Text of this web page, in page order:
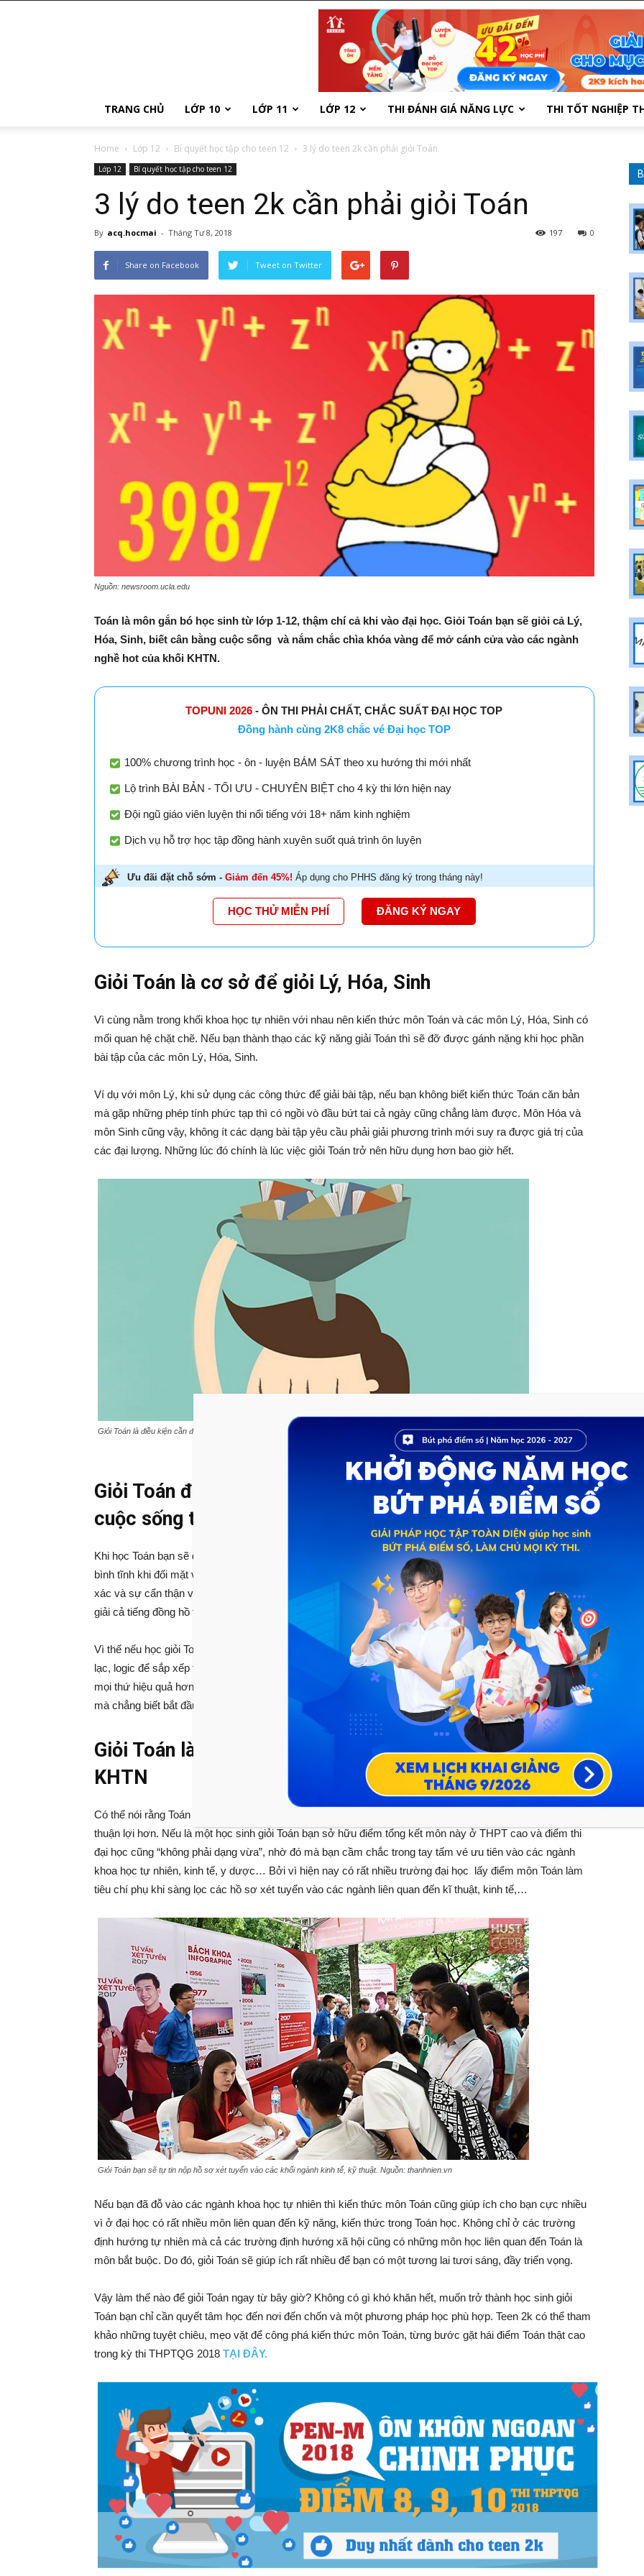
TRANG CHỦ LỚP 10 LỚP 11 LỚP 12 THI ĐÁNH GIÁ NĂNG LỰC THI TỐT NGHIỆP
Home Lớp 12 Bí quyết học tập cho teen 12 3 lý do teen 2k cần phải giỏi Toán
Lớp 12 Bí quyết học tập cho teen 12
3 lý do teen 2k cần phải giỏi Toán
By acq.hocmai - Tháng Tư 8, 2018 0
197
Share on Facebook Tweet on Twitter
Nguồn: newsroom.ucla.edu
Toán là môn gắn bó học sinh từ lớp 1-12, thậm chí cả khi vào đại học. Giỏi Toán bạn sẽ giỏi cả Lý,
Hóa, Sinh, biết cân bằng cuộc sống và nắm chắc chìa khóa vàng để mở cánh cửa vào các ngành
nghề hot của khối KHTN.
TOPUNI 2026 - ÔN THI PHẢI CHẤT, CHẮC SUẤT ĐẠI HỌC TOP
Đồng hành cùng 2K8 chắc vé Đại học TOP
100% chương trình học - ôn - luyện BÁM SÁT theo xu hướng thi mới nhất
Lộ trình BÀI BẢN - TỐI ƯU - CHUYÊN BIỆT cho 4 kỳ thi lớn hiện nay
Đội ngũ giáo viên luyện thi nổi tiếng với 18+ năm kinh nghiệm
Dịch vụ hỗ trợ học tập đồng hành xuyên suốt quá trình ôn luyện
Ưu đãi đặt chỗ sớm - Giảm đến 45%! Áp dụng cho PHHS đăng ký trong tháng này!
HỌC THỬ MIỄN PHÍ ĐĂNG KÝ NGAY
Giỏi Toán là cơ sở để giỏi Lý, Hóa, Sinh
Vì cùng nằm trong khối khoa học tự nhiên với nhau nên kiến thức môn Toán và các môn Lý, Hóa, Sinh có
mối quan hệ chặt chẽ. Nếu bạn thành thạo các kỹ năng giải Toán thì sẽ đỡ được gánh nặng khi học phần
bài tập của các môn Lý, Hóa, Sinh.
Ví dụ với môn Lý, khi sử dụng các công thức để giải bài tập, nếu bạn không biết kiến thức Toán căn bản
mà gặp những phép tính phức tạp thì có ngồi vò đầu bứt tai cả ngày cũng chẳng làm được. Môn Hóa và
môn Sinh cũng vậy, không ít các dạng bài tập yêu cầu phải giải phương trình mới suy ra được giá trị của
các đại lượng. Những lúc đó chính là lúc việc giỏi Toán trở nên hữu dụng hơn bao giờ hết.
Giỏi Toán là điều kiện cần để giỏi cả Lý, Hóa, Sinh. Nguồn: Bookmind
Giỏi Toán để biết sắp xếp công việc logic và cân bằng
cuộc sống tốt hơn
Khi học Toán bạn sẽ được tập luyện phản xạ cho não bộ của chính mình, rèn luyện khả năng tập trung,
bình tĩnh khi đối mặt với các vấn đề khó khăn. Toán học luôn đòi hỏi ở người học những phán đoán chính
xác và sự cẩn thận vì “sai một li là đi một dặm”, chỉ cần sai một dấu cộng, dấu trừ cũng đủ khiến công sức
giải cả tiếng đồng hồ trở thành công cốc.
Vì thế nếu học giỏi Toán bạn sẽ trở thành người có đầu óc nhanh nhạy với các con số, biết tư duy mạch
lạc, logic để sắp xếp thời gian và công việc đâu vào đấy. Nhờ việc làm gì cũng có trình tự nên bạn sẽ làm
mọi thứ hiệu quả hơn, tiết kiệm thời gian và không bao giờ rơi vào tình huống công việc, bài tập dồn ứ lại
mà chẳng biết bắt đầu từ đâu để giải quyết.
Giỏi Toán là chìa khóa vàng đến nhiều ngành hot khối
KHTN
Có thể nói rằng Toán học là cơ sở, là điểm tựa để bạn tiếp cận các ngành khoa học tự nhiên một cách
thuận lợi hơn. Nếu là một học sinh giỏi Toán bạn sở hữu điểm tổng kết môn này ở THPT cao và điểm thi
đại học cũng “không phải dạng vừa”, nhờ đó mà bạn cầm chắc trong tay tấm vé ưu tiên vào các ngành
khoa học tự nhiên, kinh tế, y dược… Bởi vì hiện nay có rất nhiều trường đại học lấy điểm môn Toán làm
tiêu chí phụ khi sàng lọc các hồ sơ xét tuyển vào các ngành liên quan đến kĩ thuật, kinh tế,…
Giỏi Toán bạn sẽ tự tin nộp hồ sơ xét tuyển vào các khối ngành kinh tế, kỹ thuật. Nguồn: thanhnien.vn
Nếu bạn đã đỗ vào các ngành khoa học tự nhiên thì kiến thức môn Toán cũng giúp ích cho bạn cực nhiều
vì ở đại học có rất nhiều môn liên quan đến kỹ năng, kiến thức trong Toán học. Không chỉ ở các trường
định hướng tự nhiên mà cả các trường định hướng xã hội cũng có những môn học liên quan đến Toán là
môn bắt buộc. Do đó, giỏi Toán sẽ giúp ích rất nhiều để bạn có một tương lai tươi sáng, đầy triển vọng.
Vậy làm thế nào để giỏi Toán ngay từ bây giờ? Không có gì khó khăn hết, muốn trở thành học sinh giỏi
Toán bạn chỉ cần quyết tâm học đến nơi đến chốn và một phương pháp học phù hợp. Teen 2k có thể tham
khảo những tuyệt chiêu, mẹo vặt để công phá kiến thức môn Toán, từng bước gặt hái điểm Toán thật cao
trong kỳ thi THPTQG 2018 TẠI ĐÂY.